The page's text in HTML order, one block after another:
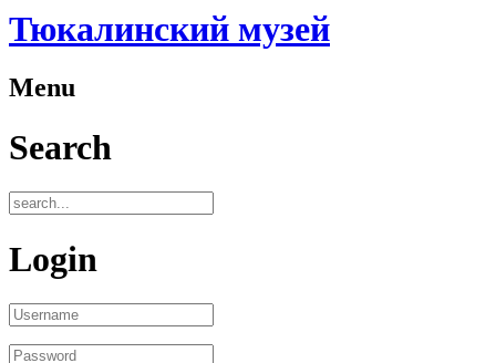
Тюкалинский музей
Menu
Search
Login